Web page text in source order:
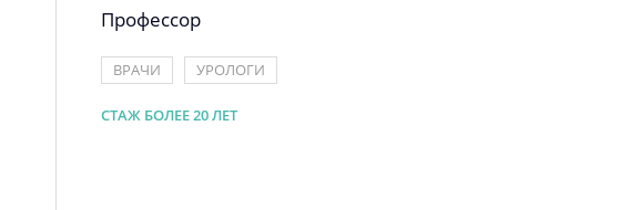
Профессор
ВРАЧИ УРОЛОГИ
СТАЖ БОЛЕЕ 20 ЛЕТ